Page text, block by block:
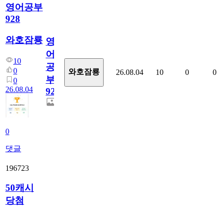
영어공부
928
와호잠룡
10
0
0
26.08.04
0
댓글
영
어
공
부
928
와호잠룡 26.08.04 10 0 0
196723
50캐시
당첨